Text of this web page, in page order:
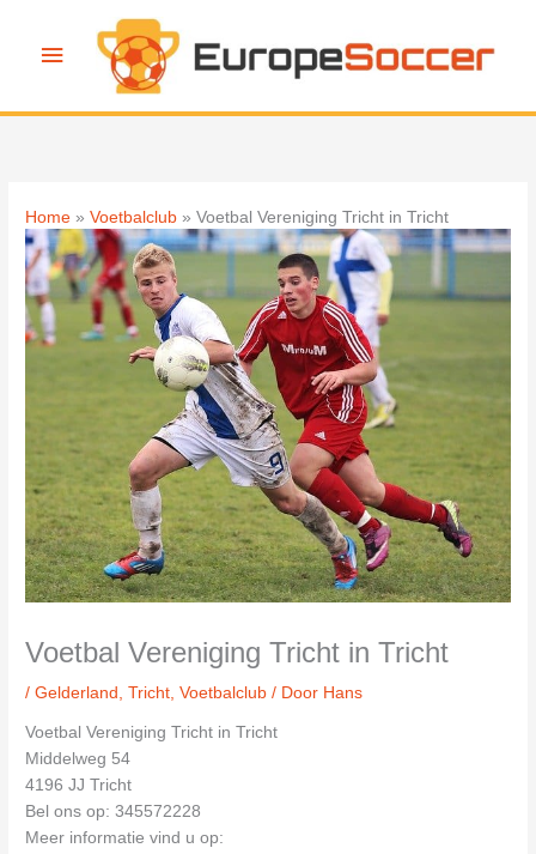
Hoofdmenu
Home Voetbalclub Voetbal Vereniging Tricht in Tricht
Voetbal Vereniging Tricht in Tricht
/Gelderland ,Tricht ,Voetbalclub / Door Hans
Voetbal Vereniging Tricht in Tricht
Middelweg 54
4196 JJ Tricht
Bel ons op: 345572228
Meer informatie vind u op: